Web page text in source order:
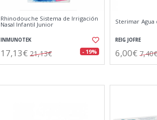
Rhinodouche Sistema de Irrigación
Nasal Infantil Junior
INMUNOTEK
17,13€ 21,13€ - 19%
Sterimar Agua
REIG JOFRE
6,00€ 7,40€